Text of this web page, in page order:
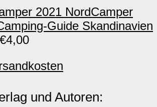
NordCamper
Guide Skandinavien
€4,00
und Autoren: